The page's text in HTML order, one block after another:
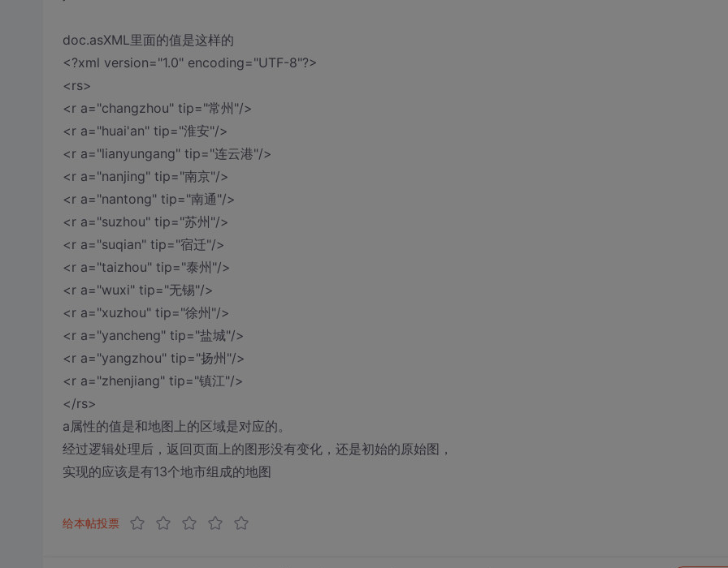
doc.asXML里面的值是这样的
<?xml version="1.0" encoding="UTF-8"?>
<rs>
<r a="changzhou" tip="常州"/>
<r a="huai'an" tip="淮安"/>
<r a="lianyungang" tip="连云港"/>
<r a="nanjing" tip="南京"/>
<r a="nantong" tip="南通"/>
<r a="suzhou" tip="苏州"/>
<r a="suqian" tip="宿迁"/>
<r a="taizhou" tip="泰州"/>
<r a="wuxi" tip="无锡"/>
<r a="xuzhou" tip="徐州"/>
<r a="yancheng" tip="盐城"/>
<r a="yangzhou" tip="扬州"/>
<r a="zhenjiang" tip="镇江"/>
</rs>
a属性的值是和地图上的区域是对应的。
经过逻辑处理后，返回页面上的图形没有变化，还是初始的原始图，
实现的应该是有13个地市组成的地图
给本帖投票